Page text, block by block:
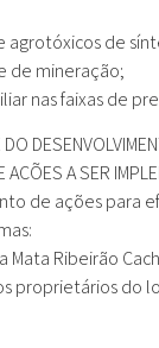
agrotóxicos de
de mineração;
nas faixas de
A SER
de ações
Ribeirão
proprietários do